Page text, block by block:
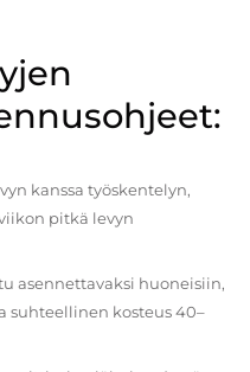
kanssa työskentelyn,
pitkä levyn
asennettavaksi huoneisiin,
suhteellinen kosteus 40–